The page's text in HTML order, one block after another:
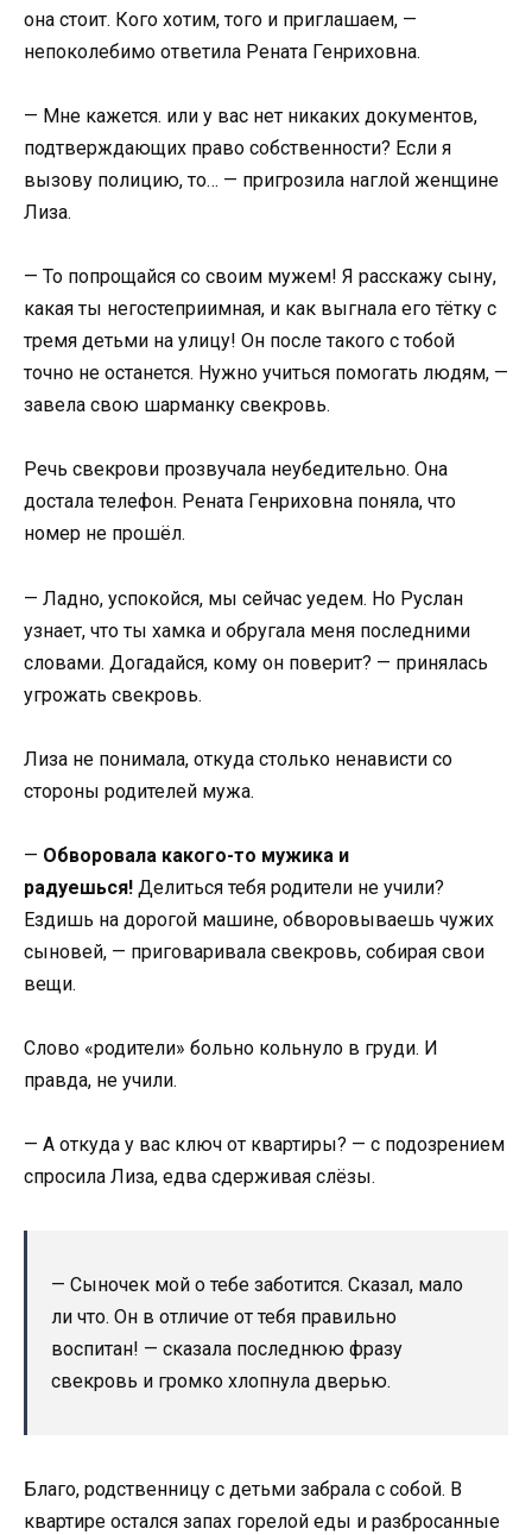
она стоит. Кого хотим, того и приглашаем, —
непоколебимо ответила Рената Генриховна.
— Мне кажется. или у вас нет никаких документов,
подтверждающих право собственности? Если я
вызову полицию, то… — пригрозила наглой женщине
Лиза.
— То попрощайся со своим мужем! Я расскажу сыну,
какая ты негостеприимная, и как выгнала его тётку с
тремя детьми на улицу! Он после такого с тобой
точно не останется. Нужно учиться помогать людям, —
завела свою шарманку свекровь.
Речь свекрови прозвучала неубедительно. Она
достала телефон. Рената Генриховна поняла, что
номер не прошёл.
— Ладно, успокойся, мы сейчас уедем. Но Руслан
узнает, что ты хамка и обругала меня последними
словами. Догадайся, кому он поверит? — принялась
угрожать свекровь.
Лиза не понимала, откуда столько ненависти со
стороны родителей мужа.
— Обворовала какого-то мужика и
радуешься! Делиться тебя родители не учили?
Ездишь на дорогой машине, обворовываешь чужих
сыновей, — приговаривала свекровь, собирая свои
вещи.
Слово «родители» больно кольнуло в груди. И
правда, не учили.
— А откуда у вас ключ от квартиры? — с подозрением
спросила Лиза, едва сдерживая слёзы.
— Сыночек мой о тебе заботится. Сказал, мало
ли что. Он в отличие от тебя правильно
воспитан! — сказала последнюю фразу
свекровь и громко хлопнула дверью.
Благо, родственницу с детьми забрала с собой. В
квартире остался запах горелой еды и разбросанные